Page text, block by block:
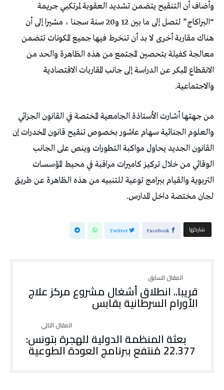
وأضاف أن التنقيح يتضمن تشديد العقوبة لمرتكبي جريمة
“البراكاج” لتصل إلى ما بين 12 و20 سنة سجنا ، مشيرا إلى أن
هناك مقاربة أخرى لا بد أن تنخرط فيها جميع المكونات تتضمن
معالجة كفيلة بتحصين المجتمع من هذه الظاهرة والحد من
الانقطاع المبكر عن الدراسة إلى جانب المقاربات الاقتصادية
والاجتماعية.
من جهتها أشارت الأستاذة الجامعية المختصة في القانون الجزائي
والعلوم الجنائية سهام عاشور بخصوص تنقيح قانون المخدرات إن
القانون الجديد يحاول مواكبة التطورات وينص على الجانب
الوقائي من خلال تركيز كاميرات مراقبة في محيط المؤسسات
التربوية والقيام ببرامج توعية للتنبيه من هذه الظاهرة عن طريق
لجان مختصة داخل المدارس.
‫‫ شاركها‬ Facebook
Twitter
قريبا.. انطلاق أشغال مشروع مركز علاج
الأورام السرطانية بقابس
بعثة المنظمة الدولية للهجرة بتونس:
22.377 مُنتفع ببرنامج العودة الطوعية